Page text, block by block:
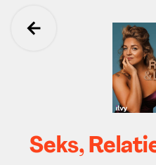
Ga terug
Seks,